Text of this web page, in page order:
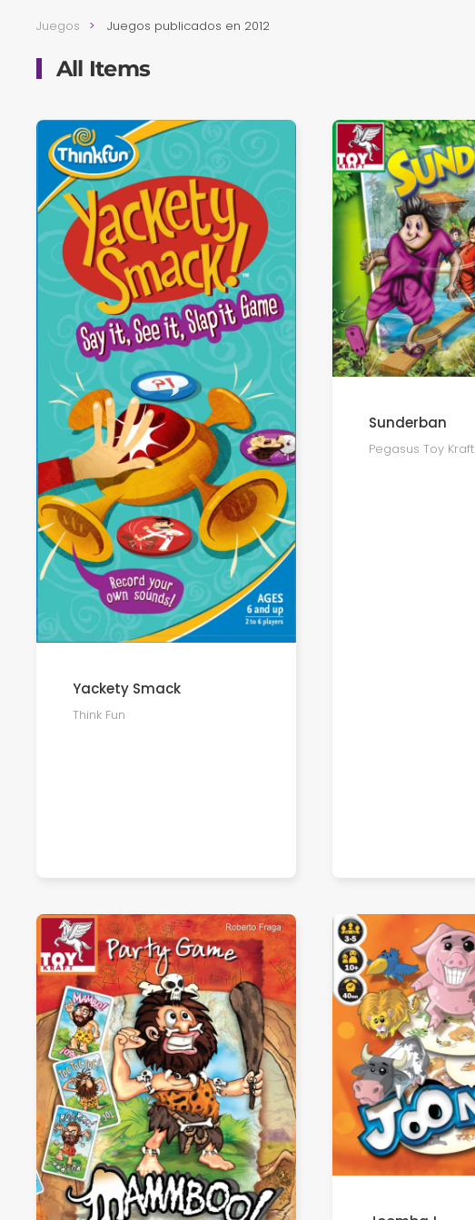
Juegos Juegos publicados en 2012
All Items
Yackety Smack
Think Fun
Sunderban
Pegasus Toy Kraft